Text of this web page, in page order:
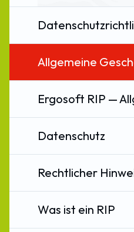
Allgemeine
Ergosoft RIP —
Datenschutz
Rechtlicher
Was ist ein RIP